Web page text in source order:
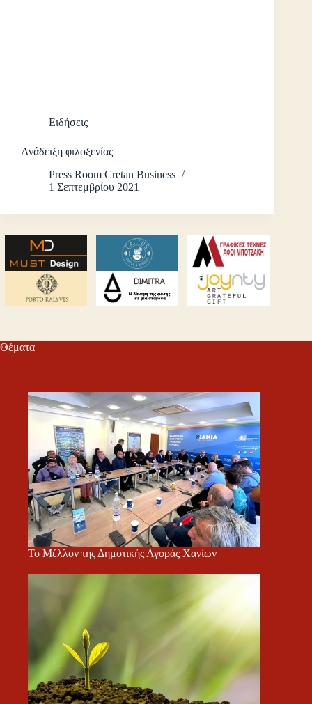
Ειδήσεις
Ανάδειξη φιλοξενίας
Press Room Cretan Business
1 Σεπτεμβρίου 2021
Θέματα
Το Μέλλον της Δημοτικής Αγοράς Χανίων